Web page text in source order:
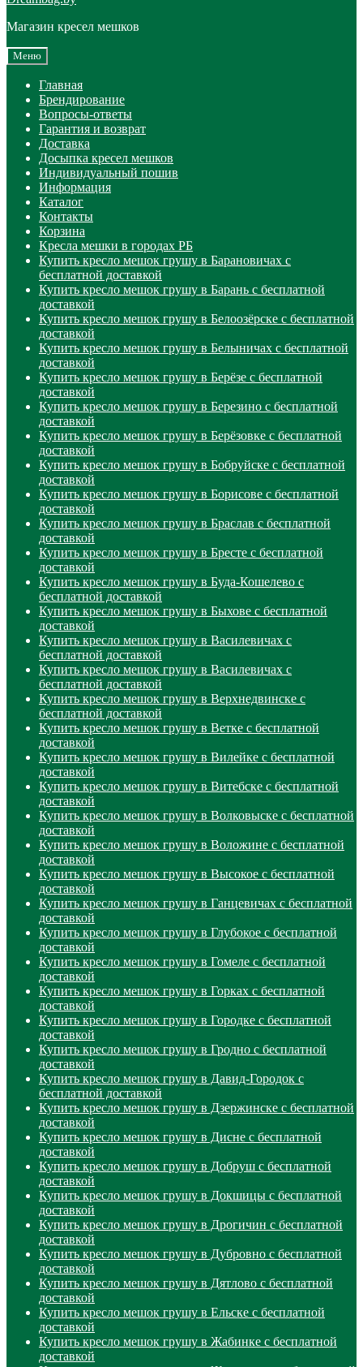
Магазин кресел мешков
Меню
Главная
Брендирование
Вопросы-ответы
Гарантия и возврат
Доставка
Досыпка кресел мешков
Индивидуальный пошив
Информация
Каталог
Контакты
Корзина
Кресла мешки в городах РБ
Купить кресло мешок грушу в Барановичах с
бесплатной доставкой
Купить кресло мешок грушу в Барань с бесплатной
доставкой
Купить кресло мешок грушу в Белоозёрске с бесплатной
доставкой
Купить кресло мешок грушу в Белыничах с бесплатной
доставкой
Купить кресло мешок грушу в Берёзе с бесплатной
доставкой
Купить кресло мешок грушу в Березино с бесплатной
доставкой
Купить кресло мешок грушу в Берёзовке с бесплатной
доставкой
Купить кресло мешок грушу в Бобруйске с бесплатной
доставкой
Купить кресло мешок грушу в Борисове с бесплатной
доставкой
Купить кресло мешок грушу в Браслав с бесплатной
доставкой
Купить кресло мешок грушу в Бресте с бесплатной
доставкой
Купить кресло мешок грушу в Буда-Кошелево с
бесплатной доставкой
Купить кресло мешок грушу в Быхове с бесплатной
доставкой
Купить кресло мешок грушу в Василевичах с
бесплатной доставкой
Купить кресло мешок грушу в Василевичах с
бесплатной доставкой
Купить кресло мешок грушу в Верхнедвинске с
бесплатной доставкой
Купить кресло мешок грушу в Ветке с бесплатной
доставкой
Купить кресло мешок грушу в Вилейке с бесплатной
доставкой
Купить кресло мешок грушу в Витебске с бесплатной
доставкой
Купить кресло мешок грушу в Волковыске с бесплатной
доставкой
Купить кресло мешок грушу в Воложине с бесплатной
доставкой
Купить кресло мешок грушу в Высокое с бесплатной
доставкой
Купить кресло мешок грушу в Ганцевичах с бесплатной
доставкой
Купить кресло мешок грушу в Глубокое с бесплатной
доставкой
Купить кресло мешок грушу в Гомеле с бесплатной
доставкой
Купить кресло мешок грушу в Горках с бесплатной
доставкой
Купить кресло мешок грушу в Городке с бесплатной
доставкой
Купить кресло мешок грушу в Гродно с бесплатной
доставкой
Купить кресло мешок грушу в Давид-Городок с
бесплатной доставкой
Купить кресло мешок грушу в Дзержинске с бесплатной
доставкой
Купить кресло мешок грушу в Дисне с бесплатной
доставкой
Купить кресло мешок грушу в Добруш с бесплатной
доставкой
Купить кресло мешок грушу в Докшицы с бесплатной
доставкой
Купить кресло мешок грушу в Дрогичин с бесплатной
доставкой
Купить кресло мешок грушу в Дубровно с бесплатной
доставкой
Купить кресло мешок грушу в Дятлово с бесплатной
доставкой
Купить кресло мешок грушу в Ельске с бесплатной
доставкой
Купить кресло мешок грушу в Жабинке с бесплатной
доставкой